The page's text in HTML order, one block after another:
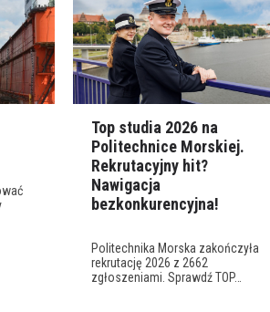
Top studia 2026 na
Politechnice Morskiej.
Rekrutacyjny hit?
Nawigacja
bezkonkurencyjna!
Politechnika Morska zakończyła
rekrutację 2026 z 2662
zgłoszeniami. Sprawdź TOP…